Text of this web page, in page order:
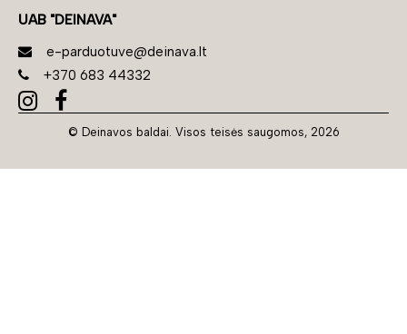
UAB "DEINAVA"
e-parduotuve@deinava.lt
+370 683 44332
© Deinavos baldai. Visos teisės saugomos, 2026